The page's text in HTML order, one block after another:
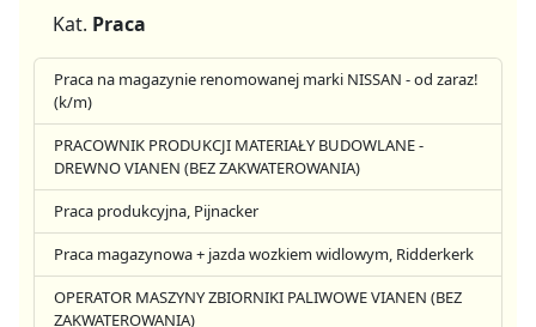
Kat. Praca
Praca na magazynie renomowanej marki NISSAN - od zaraz!
(k/m)
PRACOWNIK PRODUKCJI MATERIAŁY BUDOWLANE -
DREWNO VIANEN (BEZ ZAKWATEROWANIA)
Praca produkcyjna, Pijnacker
Praca magazynowa + jazda wozkiem widlowym, Ridderkerk
OPERATOR MASZYNY ZBIORNIKI PALIWOWE VIANEN (BEZ
ZAKWATEROWANIA)